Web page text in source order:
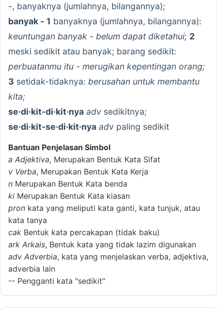
-, banyaknya (jumlahnya, bilangannya);
banyak - 1 banyaknya (jumlahnya, bilangannya):
keuntungan banyak - belum dapat diketahui; 2
meski sedikit atau banyak; barang sedikit:
perbuatanmu itu - merugikan kepentingan orang;
3 setidak-tidaknya: berusahan untuk membantu
kita;
se·di·kit-di·kit·nya adv sedikitnya;
se·di·kit-se·di·kit·nya adv paling sedikit
Bantuan Penjelasan Simbol
a Adjektiva, Merupakan Bentuk Kata Sifat
v Verba, Merupakan Bentuk Kata Kerja
n Merupakan Bentuk Kata benda
ki Merupakan Bentuk Kata kiasan
pron kata yang meliputi kata ganti, kata tunjuk, atau
kata tanya
cak Bentuk kata percakapan (tidak baku)
ark Arkais, Bentuk kata yang tidak lazim digunakan
adv Adverbia, kata yang menjelaskan verba, adjektiva,
adverbia lain
-- Pengganti kata "sedikit"